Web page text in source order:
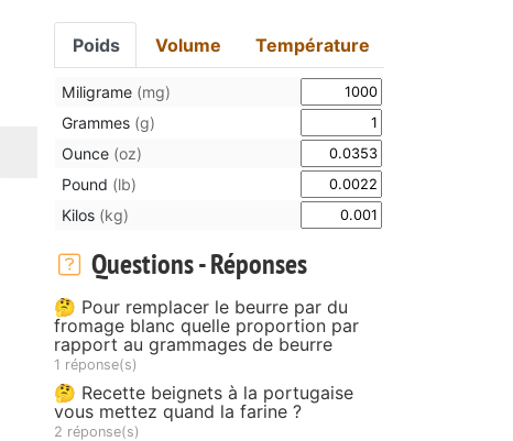
Poids Volume Température
Miligrame (mg)
Grammes (g)
Ounce (oz)
Pound (lb)
Kilos (kg)
Questions - Réponses
🤔 Pour remplacer le beurre par du
fromage blanc quelle proportion par
rapport au grammages de beurre
1 réponse(s)
🤔 Recette beignets à la portugaise
vous mettez quand la farine ?
2 réponse(s)